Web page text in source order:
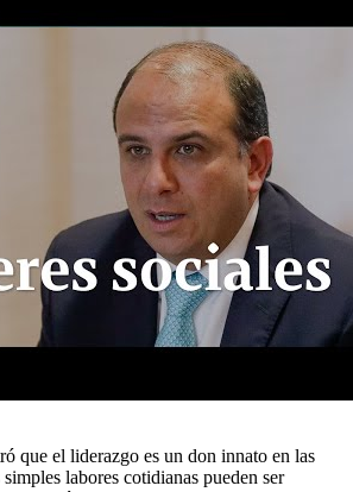
que el liderazgo es un don innato en las
labores cotidianas pueden ser